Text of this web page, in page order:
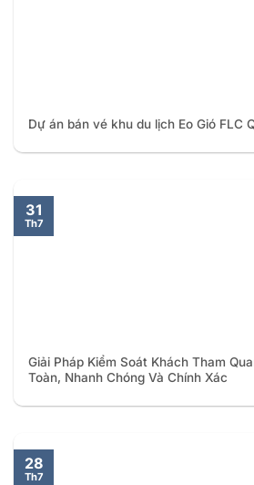
Dự án bán vé khu du lịch Eo Gió FLC
Giải Pháp Kiểm Soát Khách Tham
Toàn, Nhanh Chóng Và Chính Xác
31
Th7
28
Th7